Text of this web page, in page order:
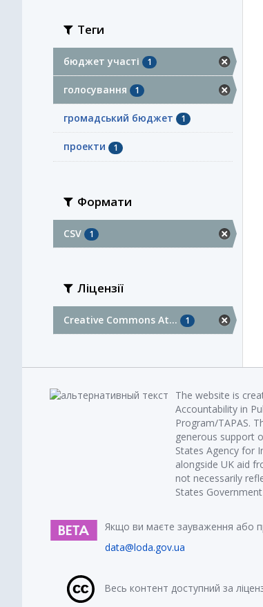
Теги
бюджет участі 1
голосування 1
громадський бюджет 1
проекти 1
Формати
CSV 1
Ліцензії
Creative Commons At... 1
The website is
Accountability in
Program/TAPAS.
generous support
States Agency for
alongside UK aid
not necessarily
States
Якщо ви маєте зауваження або
data@loda.gov.ua
Весь контент доступний за